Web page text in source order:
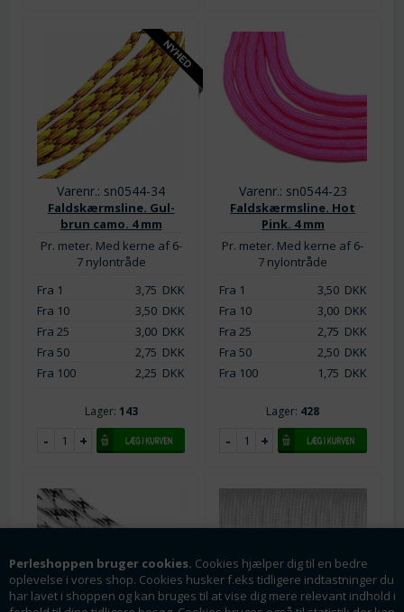
Perleshoppen bruger cookies. Cookies hjælper dig til en bedre
oplevelse i vores shop. Cookies husker f.eks tidligere indtastninger du
har lavet i shoppen og kan bruges til at vise dig mere relevant indhold i
Varenr.: sn0544-34
Faldskærmsline. Gul-
brun camo. 4 mm
Pr. meter. Med kerne af 6-
7 nylontråde
Fra 1
3,75 DKK
Fra 10
3,50DKK
Fra 25
3,00DKK
Fra 50
2,75 DKK
Fra 100
2,25 DKK
Lager: 143
Varenr.: sn0544-23
Faldskærmsline. Hot
Pink. 4 mm
Pr. meter. Med kerne af 6-
7 nylontråde
Fra 1
3,50DKK
Fra 10
3,00DKK
Fra 25
2,75 DKK
Fra 50
2,50DKK
Fra 100
1,75 DKK
Lager: 428